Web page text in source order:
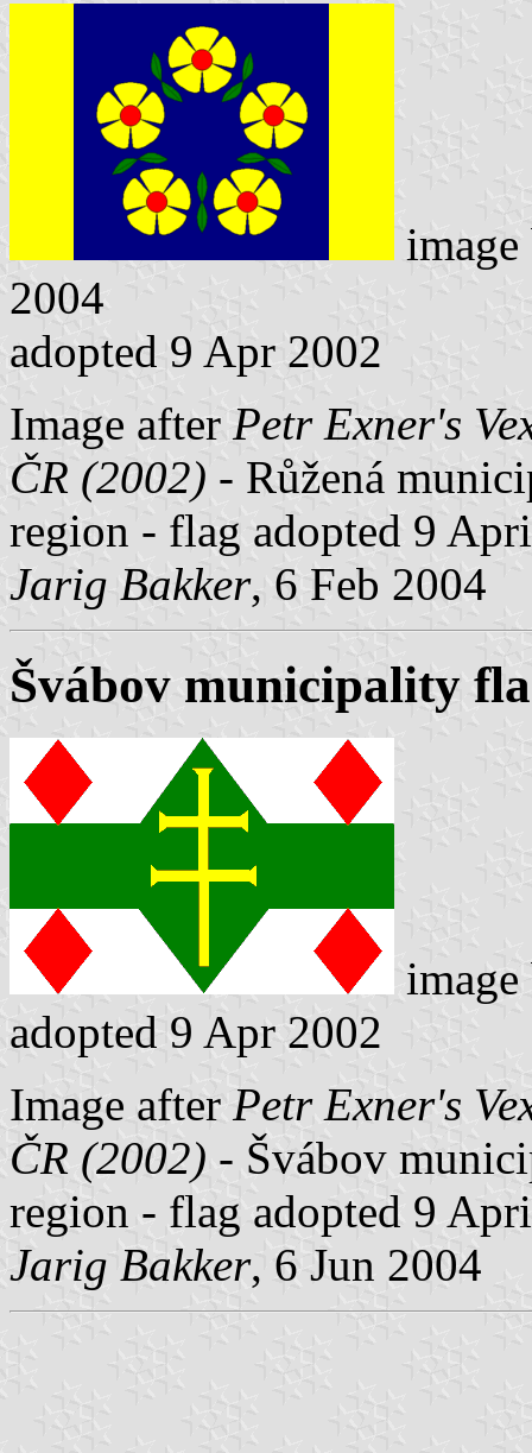
2004
adopted 9 Apr 2002
Image after Petr Exner's
ČR (2002) - Růžená
region - flag adopted 9
Jarig Bakker, 6 Feb 2004
Švábov municipality
adopted 9 Apr 2002
Image after Petr Exner's
ČR (2002) - Švábov
region - flag adopted 9
Jarig Bakker, 6 Jun 2004